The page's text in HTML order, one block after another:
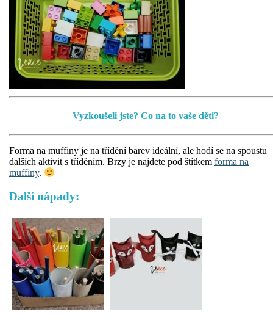
Vyzkoušeli jste? Co na to vaše děti?
Forma na muffiny je na třídění barev ideální, ale hodí se na spoustu
dalších aktivit s tříděním. Brzy je najdete pod štítkem forma na
muffiny.
Další nápady: